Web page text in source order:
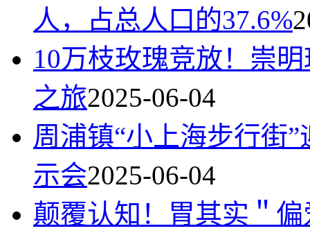
人，占总人口的37.6%
10万枝玫瑰竞放！崇
之旅2025-06-04
周浦镇“小上海步行街
示会2025-06-04
颠覆认知！胃其实＂